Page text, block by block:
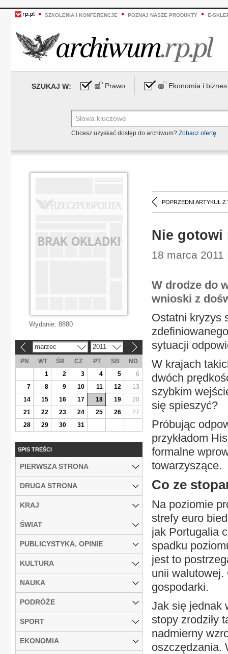
SZKOLENIA I KONFERENCJE POZNAJ NASZE PRODUKTY E-
SZUKAJ W: Prawo Ekonomia i biznes
Chcesz uzyskać dostęp do archiwum? Zobacz ofertę
POPRZEDNI ARTYKUŁ Z
Nie gotowi
18 marca 2011
W drodze do
wnioski z
Ostatni kryzys
sytuacji
W krajach
dwóch
szybkim
się spieszyć?
Próbując
przykładom
formalne
towarzyszące.
Co ze
Na poziomie
strefy euro
jak Portugalia
spadku
jest to
unii
gospodarki.
Jak się jednak
stopy zrodziły
nadmierny
oszczędzania.
Wydanie: 8880
marzec 2011
PN WT ŚR CZ PT SB
ND
1
2 3 4 5
6
7
8 9 10 11 12
13
14
15 16 17 18 19
20
21
22 23 24 25 26
27
28
29 30 31
SPIS TREŚCI
PIERWSZA STRONA
DRUGA STRONA
KRAJ
ŚWIAT
PUBLICYSTYKA, OPINIE
KULTURA
NAUKA
PODRÓŻE
SPORT
EKONOMIA